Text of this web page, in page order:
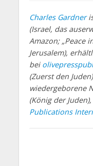
Charles Gardner
(Israel, das
Amazon; „Peace
Jerusalem),
bei
(Zuerst den
wiedergeborene
(König der
Publications